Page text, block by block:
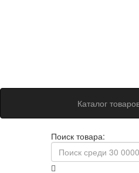
Каталог
Поиск товара: